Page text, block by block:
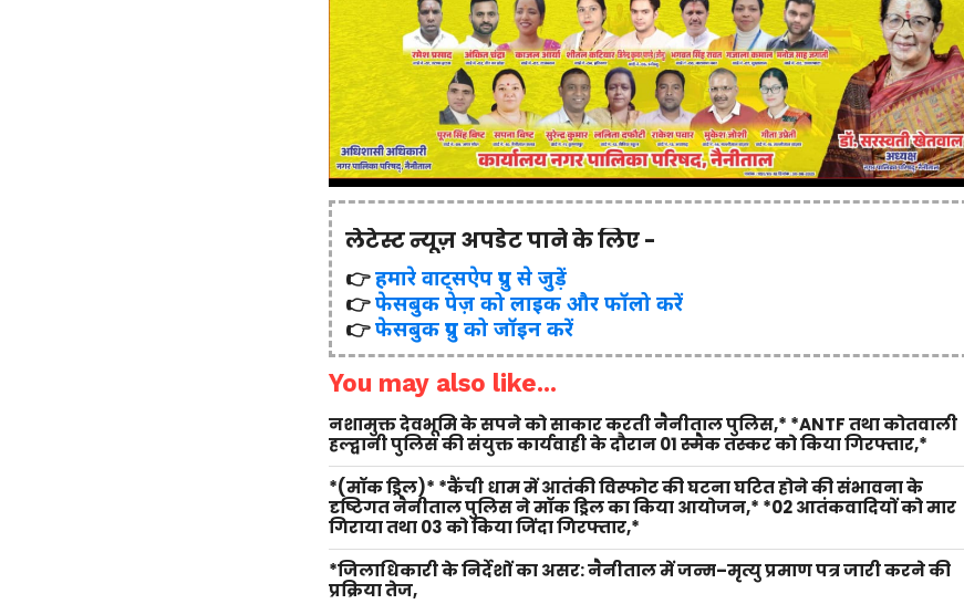
लेटेस्ट न्यूज़ अपडेट पाने के लिए -
👉हमारे वाट्सऐप ग्रुप से जुड़ें
👉फेसबुक पेज़ को लाइक और फॉलो करें
👉फेसबुक ग्रुप को जॉइन करें
You may also like...
नशामुक्त देवभूमि के सपने को साकार करती नैनीताल पुलिस,* *ANTF तथा कोतवाली
हल्द्वानी पुलिस की संयुक्त कार्यवाही के दौरान 01 स्मैक तस्कर को किया गिरफ्तार,*
*(मॉक ड्रिल)* *कैंची धाम में आतंकी विस्फोट की घटना घटित होने की संभावना के
दृष्टिगत नैनीताल पुलिस ने मॉक ड्रिल का किया आयोजन,* *02 आतंकवादियों को मार
गिराया तथा 03 को किया जिंदा गिरफ्तार,*
*जिलाधिकारी के निर्देशों का असर: नैनीताल में जन्म–मृत्यु प्रमाण पत्र जारी करने की
प्रक्रिया तेज,